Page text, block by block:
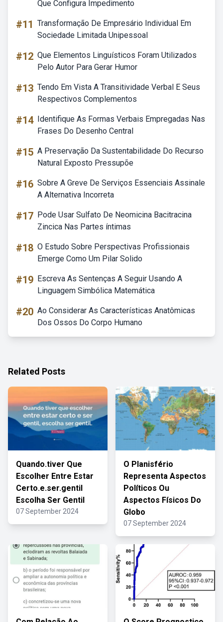
Que Configura Impedimento
#11 Transformação De Empresário Individual Em
Sociedade Limitada Unipessoal
#12 Que Elementos Linguísticos Foram Utilizados
Pelo Autor Para Gerar Humor
#13 Tendo Em Vista A Transitividade Verbal E Seus
Respectivos Complementos
#14 Identifique As Formas Verbais Empregadas Nas
Frases Do Desenho Central
#15 A Preservação Da Sustentabilidade Do Recurso
Natural Exposto Pressupõe
#16 Sobre A Greve De Serviços Essenciais Assinale
A Alternativa Incorreta
#17 Pode Usar Sulfato De Neomicina Bacitracina
Zincica Nas Partes íntimas
#18 O Estudo Sobre Perspectivas Profissionais
Emerge Como Um Pilar Solido
#19 Escreva As Sentenças A Seguir Usando A
Linguagem Simbólica Matemática
#20 Ao Considerar As Características Anatômicas
Dos Ossos Do Corpo Humano
Related Posts
Quando.tiver Que
Escolher Entre Estar
Certo.e.ser.gentil
Escolha Ser Gentil
07 September 2024
O Planisfério
Representa Aspectos
Políticos Ou
Aspectos Físicos Do
Globo
07 September 2024